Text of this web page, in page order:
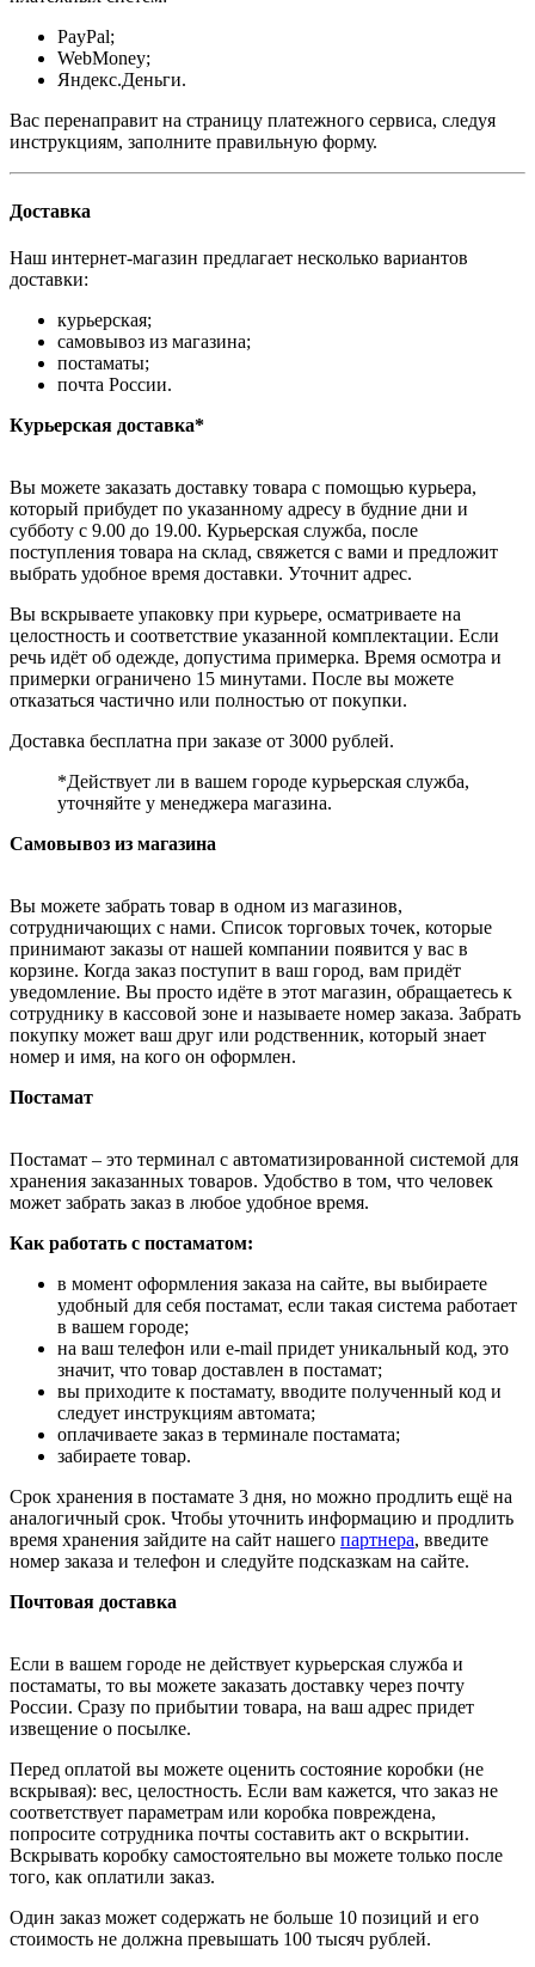
PayPal;
WebMoney;
Яндекс.Деньги.
Вас перенаправит на страницу платежного сервиса, следуя
инструкциям, заполните правильную форму.
Доставка
Наш интернет-магазин предлагает несколько вариантов
доставки:
курьерская;
самовывоз из магазина;
постаматы;
почта России.
Курьерская доставка*
Вы можете заказать доставку товара с помощью курьера,
который прибудет по указанному адресу в будние дни и
субботу с 9.00 до 19.00. Курьерская служба, после
поступления товара на склад, свяжется с вами и предложит
выбрать удобное время доставки. Уточнит адрес.
Вы вскрываете упаковку при курьере, осматриваете на
целостность и соответствие указанной комплектации. Если
речь идёт об одежде, допустима примерка. Время осмотра и
примерки ограничено 15 минутами. После вы можете
отказаться частично или полностью от покупки.
Доставка бесплатна при заказе от 3000 рублей.
*Действует ли в вашем городе курьерская служба,
уточняйте у менеджера магазина.
Самовывоз из магазина
Вы можете забрать товар в одном из магазинов,
сотрудничающих с нами. Список торговых точек, которые
принимают заказы от нашей компании появится у вас в
корзине. Когда заказ поступит в ваш город, вам придёт
уведомление. Вы просто идёте в этот магазин, обращаетесь к
сотруднику в кассовой зоне и называете номер заказа. Забрать
покупку может ваш друг или родственник, который знает
номер и имя, на кого он оформлен.
Постамат
Постамат – это терминал с автоматизированной системой для
хранения заказанных товаров. Удобство в том, что человек
может забрать заказ в любое удобное время.
Как работать с постаматом:
в момент оформления заказа на сайте, вы выбираете
удобный для себя постамат, если такая система работает
в вашем городе;
на ваш телефон или e-mail придет уникальный код, это
значит, что товар доставлен в постамат;
вы приходите к постамату, вводите полученный код и
следует инструкциям автомата;
оплачиваете заказ в терминале постамата;
забираете товар.
Срок хранения в постамате 3 дня, но можно продлить ещё на
аналогичный срок. Чтобы уточнить информацию и продлить
время хранения зайдите на сайт нашего партнера, введите
номер заказа и телефон и следуйте подсказкам на сайте.
Почтовая доставка
Если в вашем городе не действует курьерская служба и
постаматы, то вы можете заказать доставку через почту
России. Сразу по прибытии товара, на ваш адрес придет
извещение о посылке.
Перед оплатой вы можете оценить состояние коробки (не
вскрывая): вес, целостность. Если вам кажется, что заказ не
соответствует параметрам или коробка повреждена,
попросите сотрудника почты составить акт о вскрытии.
Вскрывать коробку самостоятельно вы можете только после
того, как оплатили заказ.
Один заказ может содержать не больше 10 позиций и его
стоимость не должна превышать 100 тысяч рублей.